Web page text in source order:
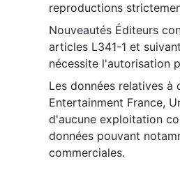
reproductions
Nouveautés Éditeurs
articles L341-1 et
nécessite l'autorisation
Les données relatives à
Entertainment France,
d'aucune exploitation
données pouvant
commerciales.